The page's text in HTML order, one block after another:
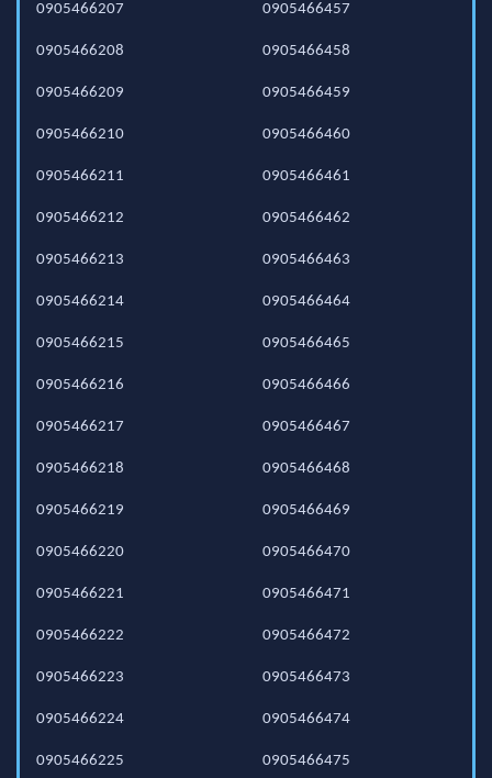
0905466207
0905466208
0905466209
0905466210
0905466211
0905466212
0905466213
0905466214
0905466215
0905466216
0905466217
0905466218
0905466219
0905466220
0905466221
0905466222
0905466223
0905466224
0905466225
0905466457
0905466458
0905466459
0905466460
0905466461
0905466462
0905466463
0905466464
0905466465
0905466466
0905466467
0905466468
0905466469
0905466470
0905466471
0905466472
0905466473
0905466474
0905466475